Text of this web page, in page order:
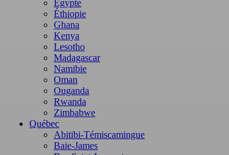
Égypte
Éthiopie
Ghana
Kenya
Lesotho
Madagascar
Namibie
Oman
Ouganda
Rwanda
Zimbabwe
Québec
Abitibi-Témiscamingue
Baie-James